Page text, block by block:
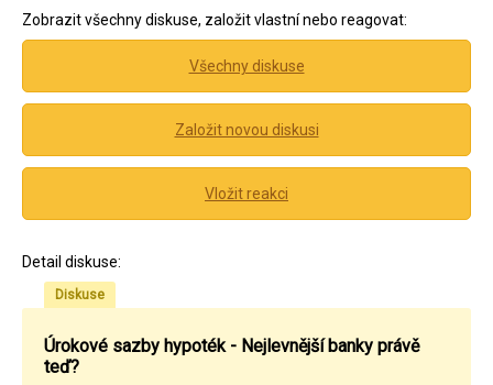
Zobrazit všechny diskuse, založit vlastní nebo reagovat:
Všechny diskuse
Založit novou diskusi
Vložit reakci
Detail diskuse:
Diskuse
Úrokové sazby hypoték - Nejlevnější banky právě
teď?